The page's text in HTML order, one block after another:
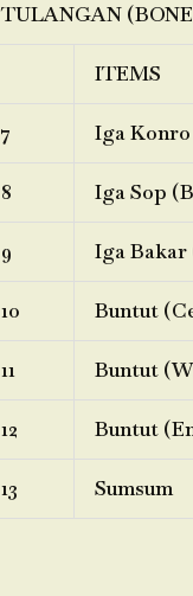
TULANGAN
ITEMS
7 Iga
8 Iga Sop
9 Iga Bakar
10 Buntut
11 Buntut
12 Buntut
13 Sumsum